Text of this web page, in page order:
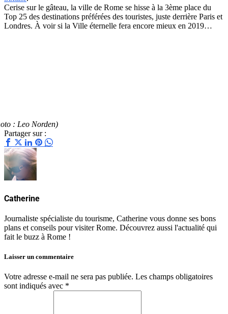
Cerise sur le gâteau, la ville de Rome se hisse à la 3ème place du
Top 25 des destinations préférées des touristes, juste derrière Paris et
Londres. À voir si la Ville éternelle fera encore mieux en 2019…
: Leo Norden)
Partager sur :
Catherine
Journaliste spécialiste du tourisme, Catherine vous donne ses bons
plans et conseils pour visiter Rome. Découvrez aussi l'actualité qui
fait le buzz à Rome !
Laisser un commentaire
Votre adresse e-mail ne sera pas publiée. Les champs obligatoires
sont indiqués avec *